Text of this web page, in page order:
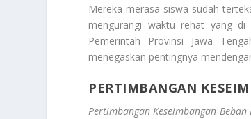
Mereka merasa siswa sudah
mengurangi waktu rehat yang
Pemerintah Provinsi Jawa
menegaskan pentingnya
PERTIMBANGAN
Pertimbangan Keseimbangan Beban